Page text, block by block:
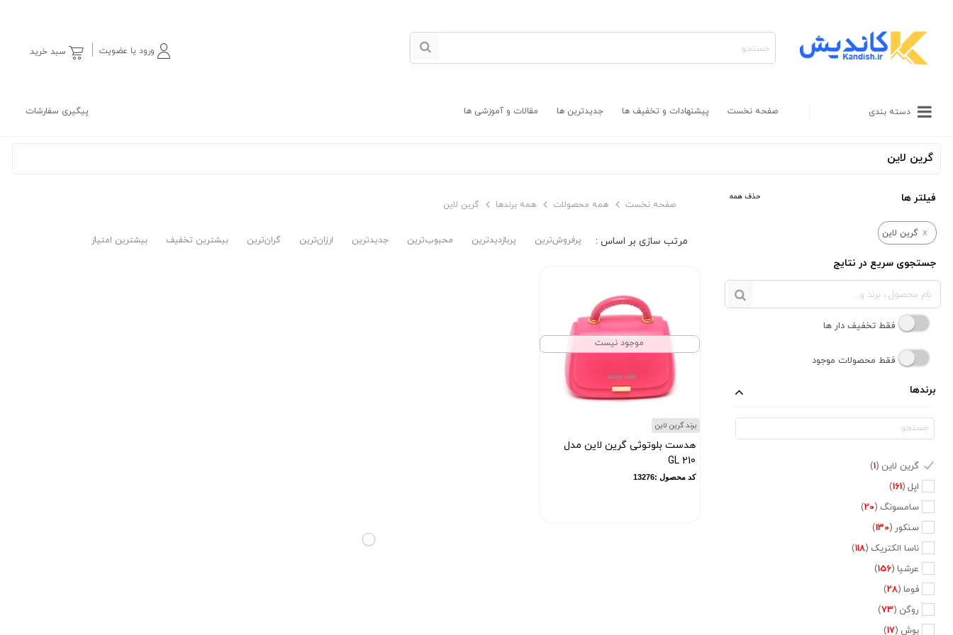
سبد خرید ورود یا عضویت
دسته بندی صفحه نخست پیشنهادات و تخفیف ها جدیدترین ها مقالات و آموزشی ها پیگیری سفارشات
گرین لاین
فیلتر ها حذف همه
x گرین لاین
جستجوی سریع در نتایج
برندها
گرین لاین (1
)
اپل (161
)
سامسونگ (20
)
سنکور (130
)
ناسا الکتریک (118
)
عرشیا (156
)
فوما (28
)
روگن (73
)
بوش (17
)
صفحه نخست همه محصولات همه برندها گرین لاین
پرفروش‌ترین‌ پربازدیدترین محبوب‌ترین جدیدترین ارزان‌ترین گران‌ترین بیشترین تخفیف بیشترین امتیاز
موجود نیست
برند گرین لاین
هدست بلوتوثی گرین لاین مدل
GL 210
کد محصول :13276